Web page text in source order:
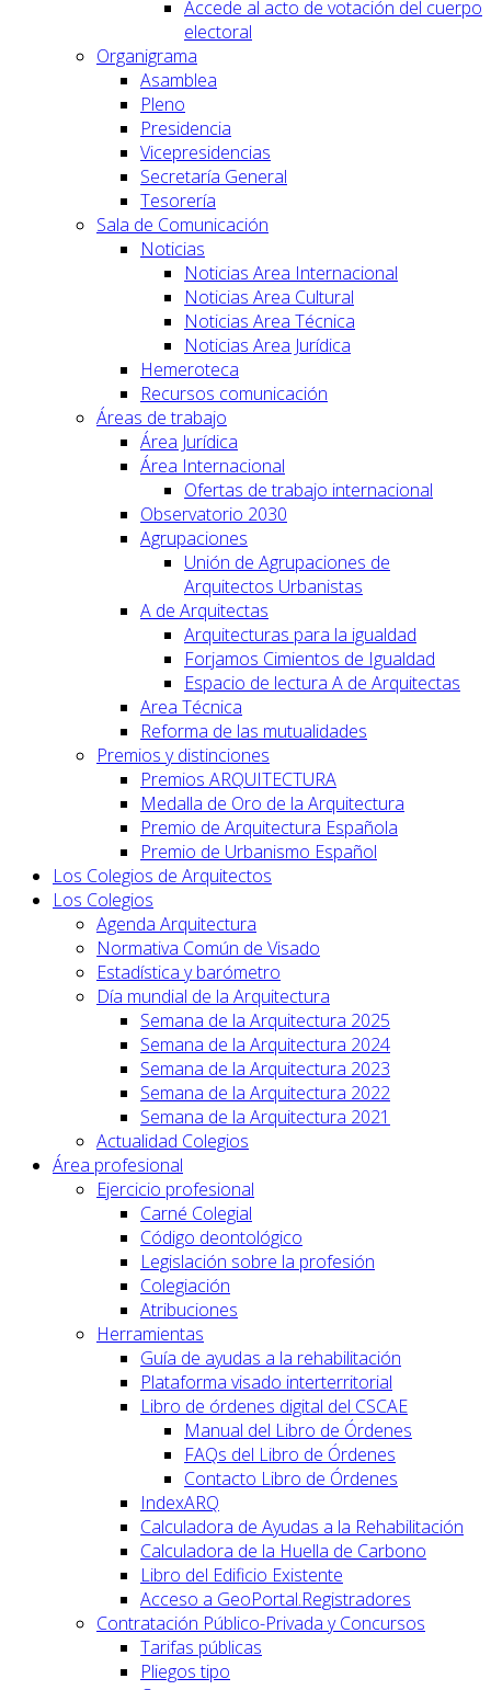
Accede al acto de votación del cuerpo
electoral
Organigrama
Asamblea
Pleno
Presidencia
Vicepresidencias
Secretaría General
Tesorería
Sala de Comunicación
Noticias
Noticias Area Internacional
Noticias Area Cultural
Noticias Area Técnica
Noticias Area Jurídica
Hemeroteca
Recursos comunicación
Áreas de trabajo
Área Jurídica
Área Internacional
Ofertas de trabajo internacional
Observatorio 2030
Agrupaciones
Unión de Agrupaciones de
Arquitectos Urbanistas
A de Arquitectas
Arquitecturas para la igualdad
Forjamos Cimientos de Igualdad
Espacio de lectura A de Arquitectas
Area Técnica
Reforma de las mutualidades
Premios y distinciones
Premios ARQUITECTURA
Medalla de Oro de la Arquitectura
Premio de Arquitectura Española
Premio de Urbanismo Español
Los Colegios de Arquitectos
Los Colegios
Agenda Arquitectura
Normativa Común de Visado
Estadística y barómetro
Día mundial de la Arquitectura
Semana de la Arquitectura 2025
Semana de la Arquitectura 2024
Semana de la Arquitectura 2023
Semana de la Arquitectura 2022
Semana de la Arquitectura 2021
Actualidad Colegios
Área profesional
Ejercicio profesional
Carné Colegial
Código deontológico
Legislación sobre la profesión
Colegiación
Atribuciones
Herramientas
Guía de ayudas a la rehabilitación
Plataforma visado interterritorial
Libro de órdenes digital del CSCAE
Manual del Libro de Órdenes
FAQs del Libro de Órdenes
Contacto Libro de Órdenes
IndexARQ
Calculadora de Ayudas a la Rehabilitación
Calculadora de la Huella de Carbono
Libro del Edificio Existente
Acceso a GeoPortal.Registradores
Contratación Público-Privada y Concursos
Tarifas públicas
Pliegos tipo